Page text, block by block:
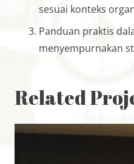
sesuai konteks
Panduan praktis
menyempurnakan
Related